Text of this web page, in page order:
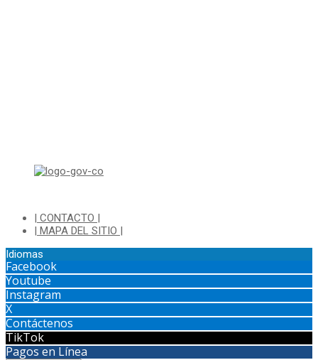
| CONTACTO |
| MAPA DEL SITIO |
Idiomas
Facebook
Youtube
Instagram
X
Contáctenos
TikTok
Pagos en Línea